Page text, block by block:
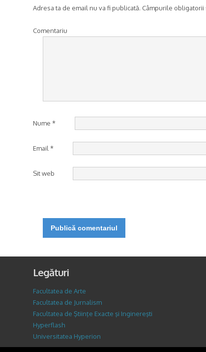
Adresa ta de email nu va fi publicată. Câmpurile
Comentariu
Nume*
Email*
Sit web
Legături
Facultatea de Arte
Facultatea de Jurnalism
Facultatea de Ştiinţe Exacte şi Inginereşti
Hyperflash
Universitatea Hyperion